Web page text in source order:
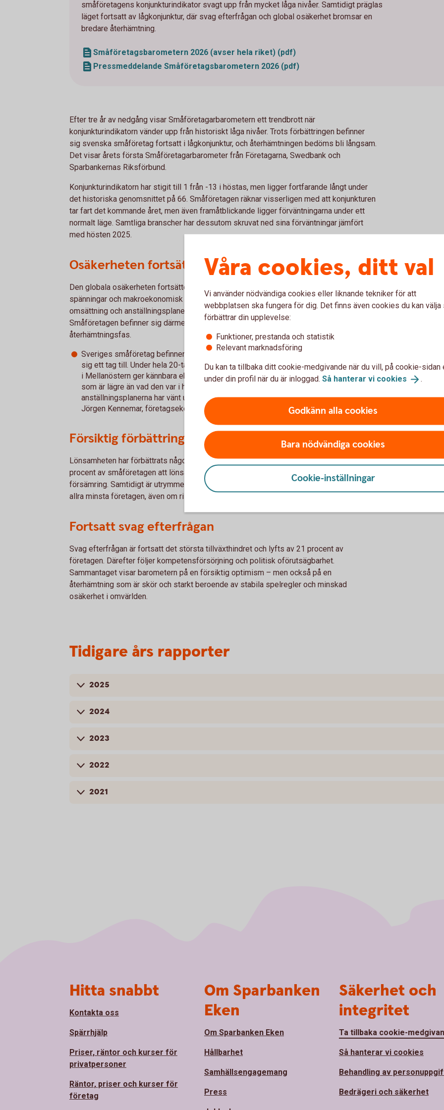
småföretagens konjunkturindikator svagt upp från mycket låga nivåer. Samtidigt präglas
läget fortsatt av lågkonjunktur, där svag efterfrågan och global osäkerhet bromsar en
bredare återhämtning.
Småföretagsbarometern 2026 (avser hela riket) (pdf)
Pressmeddelande Småföretagsbarometern 2026 (pdf)
Efter tre år av nedgång visar Småföretagarbarometern ett trendbrott när
konjunkturindikatorn vänder upp från historiskt låga nivåer. Trots förbättringen befinner
sig svenska småföretag fortsatt i lågkonjunktur, och återhämtningen bedöms bli långsam.
Det visar årets första Småföretagarbarometer från Företagarna, Swedbank och
Sparbankernas Riksförbund.
Konjunkturindikatorn har stigit till 1 från -13 i höstas, men ligger fortfarande långt under
det historiska genomsnittet på 66. Småföretagen räknar visserligen med att konjunkturen
tar fart det kommande året, men även framåtblickande ligger förväntningarna under ett
normalt läge. Samtliga branscher har dessutom skruvat ned sina förväntningar jämfört
med hösten 2025.
Osäkerheten fortsätter
Den globala osäkerheten fortsätter att prägla företagens syn på framtiden. Geopolitiska
spänningar och makroekonomisk turbulens dämpar optimismen, trots att orderingång,
omsättning och anställningsplaner har vänt svagt uppåt från mycket låga nivåer.
Småföretagen befinner sig därmed i en utdragen lågkonjunktur snarare än i en tydlig
återhämtningsfas.
Sveriges småföretag befinner sig i en utdragen lågkonjunktur, som ser ut att hålla i
sig ett tag till. Under hela 20-talet har utmaningar och konflikter utlöst varandra. Kriget
i Mellanöstern ger kännbara ekonomiska effekter och dämpar konjunkturoptimismen,
som är lägre än vad den var i höstas. Orderingången, omsättningen och
anställningsplanerna har vänt upp – men vi befinner fortsatt på låga nivåer, säger
Jörgen Kennemar, företagsekonom på Swedbank.
Försiktig förbättring i lönsamheten
Lönsamheten har förbättrats något jämfört med tidigare år. I vårens mätning uppger 34
procent av småföretagen att lönsamheten har stärkts, medan 31 procent uppger en
försämring. Samtidigt är utrymmet för investeringar fortsatt begränsat, särskilt bland de
allra minsta företagen, även om risken för konkurser har minskat.
Fortsatt svag efterfrågan
Svag efterfrågan är fortsatt det största tillväxthindret och lyfts av 21 procent av
företagen. Därefter följer kompetensförsörjning och politisk oförutsägbarhet.
Sammantaget visar barometern på en försiktig optimism – men också på en
återhämtning som är skör och starkt beroende av stabila spelregler och minskad
osäkerhet i omvärlden.
Tidigare års rapporter
2025
2024
2023
2022
2021
Våra cookies, ditt val
Vi använder nödvändiga cookies eller liknande tekniker för att
webbplatsen ska fungera för dig. Det finns även cookies du kan välja
förbättrar din upplevelse:
Funktioner, prestanda och statistik
Relevant marknadsföring
Du kan ta tillbaka ditt cookie-medgivande när du vill, på cookie-sidan
under din profil när du är inloggad. Så hanterar vi cookies .
Godkänn alla cookies
Bara nödvändiga cookies
Cookie-inställningar
Hitta snabbt
Kontakta oss
Spärrhjälp
Priser, räntor och kurser för
privatpersoner
Räntor, priser och kurser för
företag
Om Sparbanken
Eken
Om Sparbanken Eken
Hållbarhet
Samhällsengagemang
Press
Säkerhet och
integritet
Ta tillbaka cookie-
Så hanterar vi cookies
Behandling av
Bedrägeri och säkerhet